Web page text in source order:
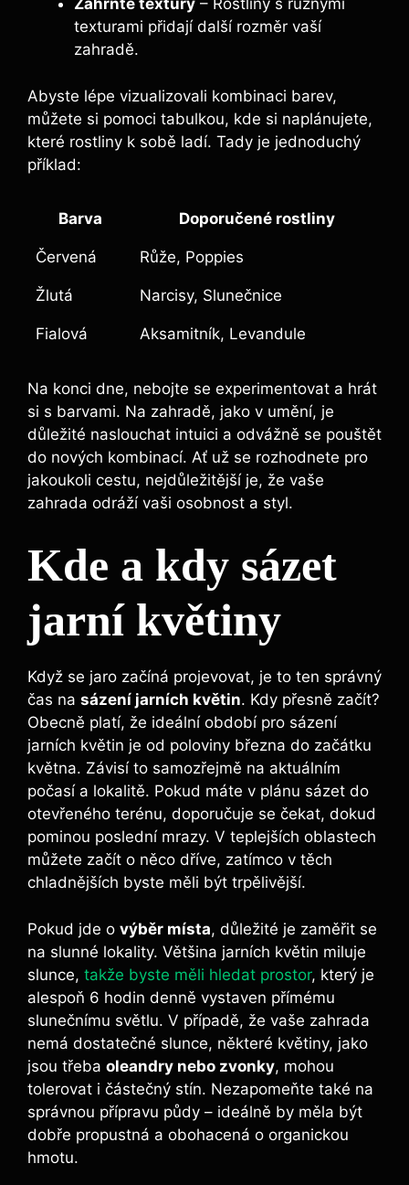
Zahrňte textury – Rostliny s různými
texturami přidají další rozměr vaší
zahradě.
Abyste lépe vizualizovali kombinaci barev,
můžete si pomoci tabulkou, kde si naplánujete,
které rostliny k sobě ladí. Tady je jednoduchý
příklad:
Barva Doporučené rostliny
Červená Růže, Poppies
Žlutá Narcisy, Slunečnice
Fialová Aksamitník, Levandule
Na konci dne, nebojte se experimentovat a hrát
si s barvami. Na zahradě, jako v umění, je
důležité naslouchat intuici a odvážně se pouštět
do nových kombinací. Ať už se rozhodnete pro
jakoukoli cestu, nejdůležitější je, že vaše
zahrada odráží vaši osobnost a styl.
Kde a kdy sázet
jarní květiny
Když se jaro začíná projevovat, je to ten správný
čas na sázení jarních květin. Kdy přesně začít?
Obecně platí, že ideální období pro sázení
jarních květin je od poloviny března do začátku
května. Závisí to samozřejmě na aktuálním
počasí a lokalitě. Pokud máte v plánu sázet do
otevřeného terénu, doporučuje se čekat, dokud
pominou poslední mrazy. V teplejších oblastech
můžete začít o něco dříve, zatímco v těch
chladnějších byste měli být trpělivější.
Pokud jde o výběr místa, důležité je zaměřit se
na slunné lokality. Většina jarních květin miluje
slunce, takže byste měli hledat prostor, který je
alespoň 6 hodin denně vystaven přímému
slunečnímu světlu. V případě, že vaše zahrada
nemá dostatečné slunce, některé květiny, jako
jsou třeba oleandry nebo zvonky, mohou
tolerovat i částečný stín. Nezapomeňte také na
správnou přípravu půdy – ideálně by měla být
dobře propustná a obohacená o organickou
hmotu.